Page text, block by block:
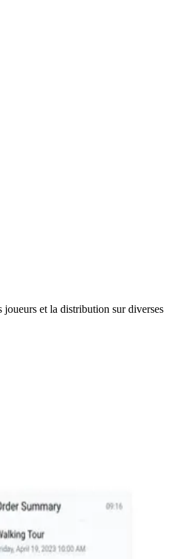
joueurs et la distribution sur diverses